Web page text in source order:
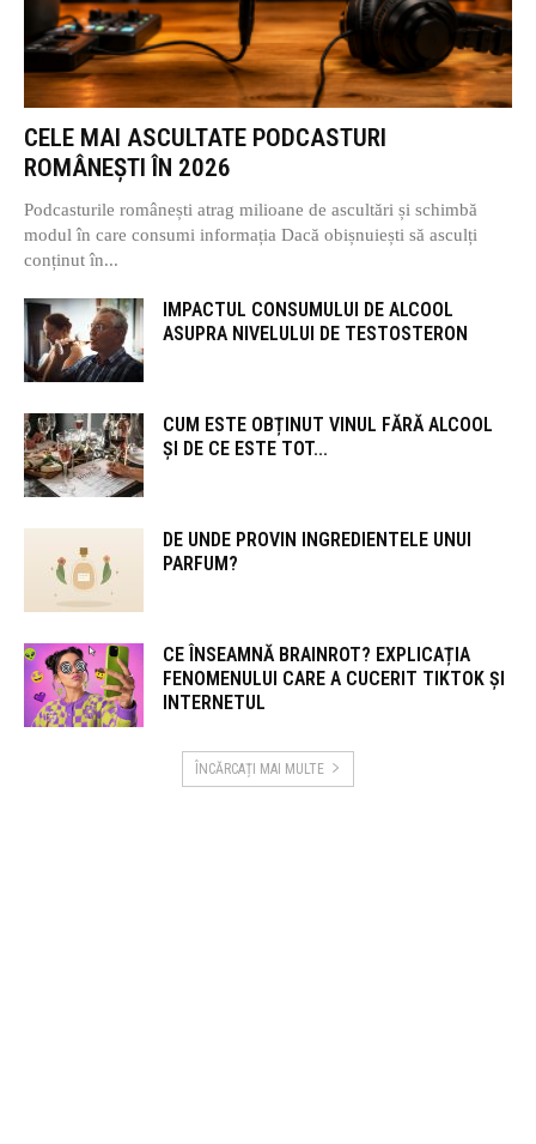
CELE MAI ASCULTATE PODCASTURI
ROMÂNEȘTI ÎN 2026
Podcasturile românești atrag milioane de ascultări și schimbă
modul în care consumi informația Dacă obișnuiești să asculți
conținut în...
IMPACTUL CONSUMULUI DE ALCOOL
ASUPRA NIVELULUI DE TESTOSTERON
CUM ESTE OBȚINUT VINUL FĂRĂ ALCOOL
ȘI DE CE ESTE TOT...
DE UNDE PROVIN INGREDIENTELE UNUI
PARFUM?
CE ÎNSEAMNĂ BRAINROT? EXPLICAȚIA
FENOMENULUI CARE A CUCERIT TIKTOK ȘI
INTERNETUL
ÎNCĂRCAȚI MAI MULTE